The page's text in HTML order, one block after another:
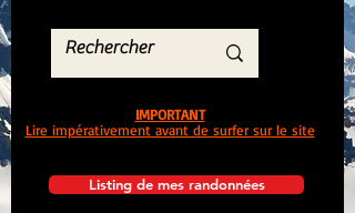
Listing de mes randonnées
IMPORTANT
Lire impérativement avant de surfer sur le site